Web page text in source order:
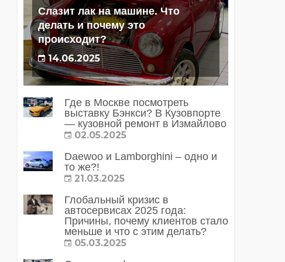
Слазит лак на машине. Что
делать и почему это
происходит?
14.06.2025
Где в Москве посмотреть
выставку Бэнкси? В Кузовпорте
— кузовной ремонт в Измайлово
02.05.2025
Daewoo и Lamborghini – одно и
то же?!
21.03.2025
Глобальный кризис в
автосервисах 2025 года:
Причины, почему клиентов стало
меньше и что с этим делать?
05.03.2025